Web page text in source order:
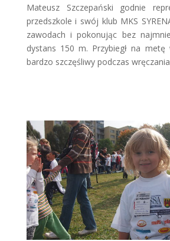
Mateusz Szczepański godnie
przedszkole i swój klub MKS
zawodach i pokonując bez
dystans 150 m. Przybiegł na metę
bardzo szczęśliwy podczas